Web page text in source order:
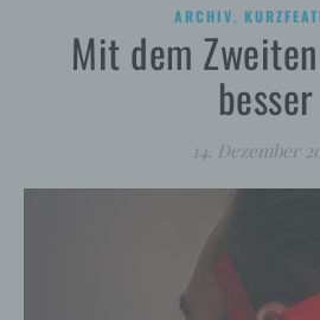
ARCHIV,
Mit dem
besser
14. Dezember